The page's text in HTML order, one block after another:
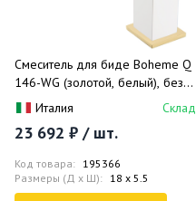
Смеситель для биде Boheme Q
146-WG (золотой, белый), без
донного клапана
Италия Склад
23 692 ₽ / шт.
Код товара: 195366
Размеры (Д x Ш): 18 x 5.5